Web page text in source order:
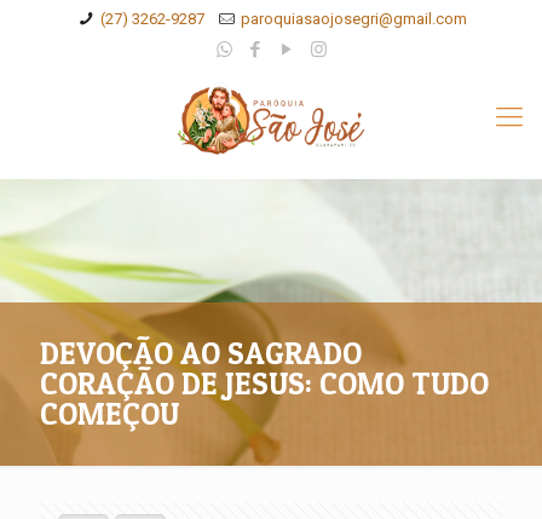
(27) 3262-9287 paroquiasaojosegri@gmail.com
DEVOÇÃO AO SAGRADO
CORAÇÃO DE JESUS: COMO TUDO
COMEÇOU